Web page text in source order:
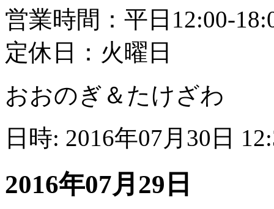
営業時間：平日12:00-
定休日：火曜日
おおのぎ＆たけざわ
日時: 2016年07月30日
2016年07月29日